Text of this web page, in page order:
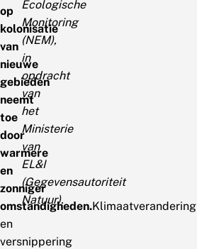
op
kolonisatie
van
nieuwe
gebieden
neemt
toe
door
warmere
en
zonniger
omstandigheden.Klimaatverandering
en
versnippering
Ecologische
Monitoring
(NEM),
in
opdracht
van
het
Ministerie
van
EL&I
(Gegevensautoriteit
Natuur).